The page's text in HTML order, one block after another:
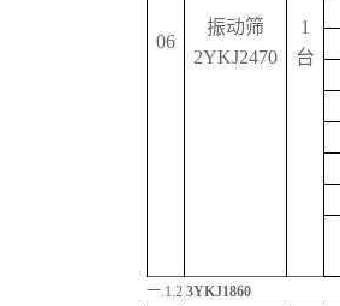
06
振动筛
2YKJ2470
1
台
一.1.2 3YKJ1860